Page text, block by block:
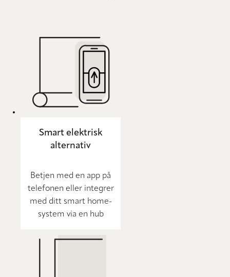
Smart elektrisk
alternativ
Betjen med en app på
telefonen eller integrer
med ditt smart home-
system via en hub